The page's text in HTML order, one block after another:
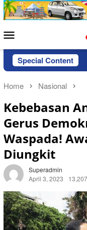
Skip
to
Menu
Special Content
Home Nasional
Kebebasan
Gerus
Waspada!
Diungkit
Superadmin
April 3, 2023